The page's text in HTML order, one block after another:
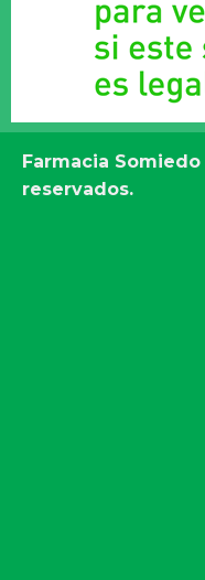
Farmacia Somiedo
reservados.